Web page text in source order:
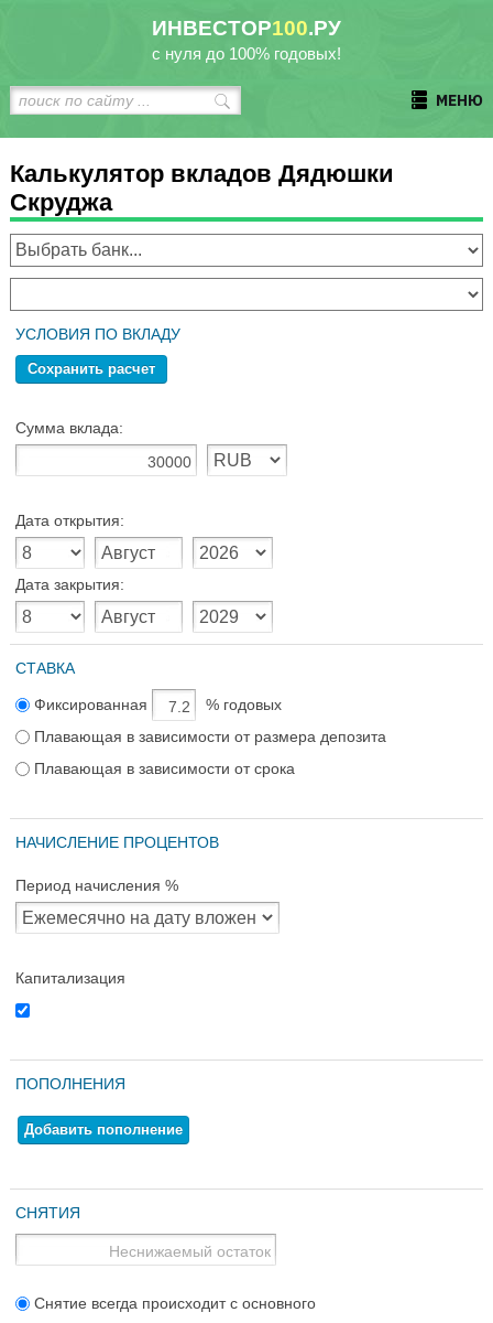
ИНВЕСТОР100.РУ
с нуля до 100% годовых!
МЕНЮ
Калькулятор вкладов Дядюшки
Скруджа
УСЛОВИЯ ПО ВКЛАДУ
Сохранить расчет
Сумма вклада:
Дата открытия:
Дата закрытия:
СТАВКА
Фиксированная
% годовых
Плавающая в зависимости от размера депозита
Плавающая в зависимости от срока
НАЧИСЛЕНИЕ ПРОЦЕНТОВ
Период начисления %
Капитализация
ПОПОЛНЕНИЯ
Добавить пополнение
СНЯТИЯ
Снятие всегда происходит с основного